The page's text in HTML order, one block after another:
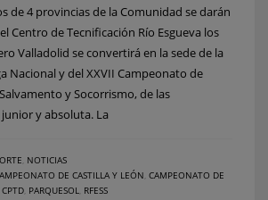
de 4 provincias de la Comunidad se darán
Centro de Tecnificación Río Esgueva los
Valladolid se convertirá en la sede de la
Nacional y del XXVII Campeonato de
y Socorrismo, de las
y absoluta. La
NOTICIAS
DE CASTILLA Y LEÓN CAMPEONATO DE
CPTD PARQUESOL RFESS